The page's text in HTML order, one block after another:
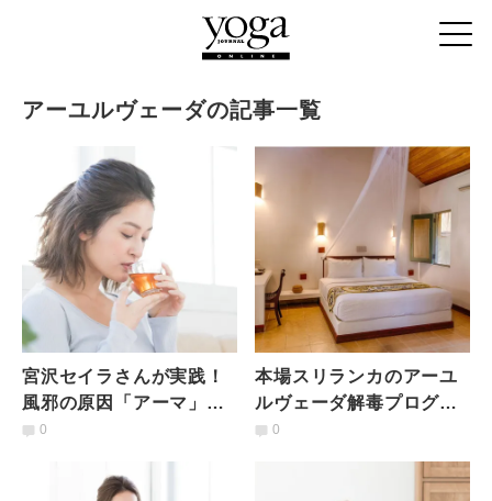
アーユルヴェーダの記事一覧
宮沢セイラさんが実践！
風邪の原因「アーマ」を
溜めない４つの方法
0
本場スリランカのアーユ
ルヴェーダ解毒プログラ
ム「パンチャカルマ」体
0